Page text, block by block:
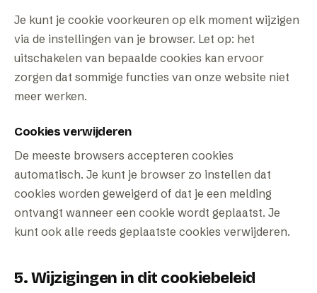
Je kunt je cookie voorkeuren op elk moment wijzigen
via de instellingen van je browser. Let op: het
uitschakelen van bepaalde cookies kan ervoor
zorgen dat sommige functies van onze website niet
meer werken.
Cookies verwijderen
De meeste browsers accepteren cookies
automatisch. Je kunt je browser zo instellen dat
cookies worden geweigerd of dat je een melding
ontvangt wanneer een cookie wordt geplaatst. Je
kunt ook alle reeds geplaatste cookies verwijderen.
5. Wijzigingen in dit cookiebeleid